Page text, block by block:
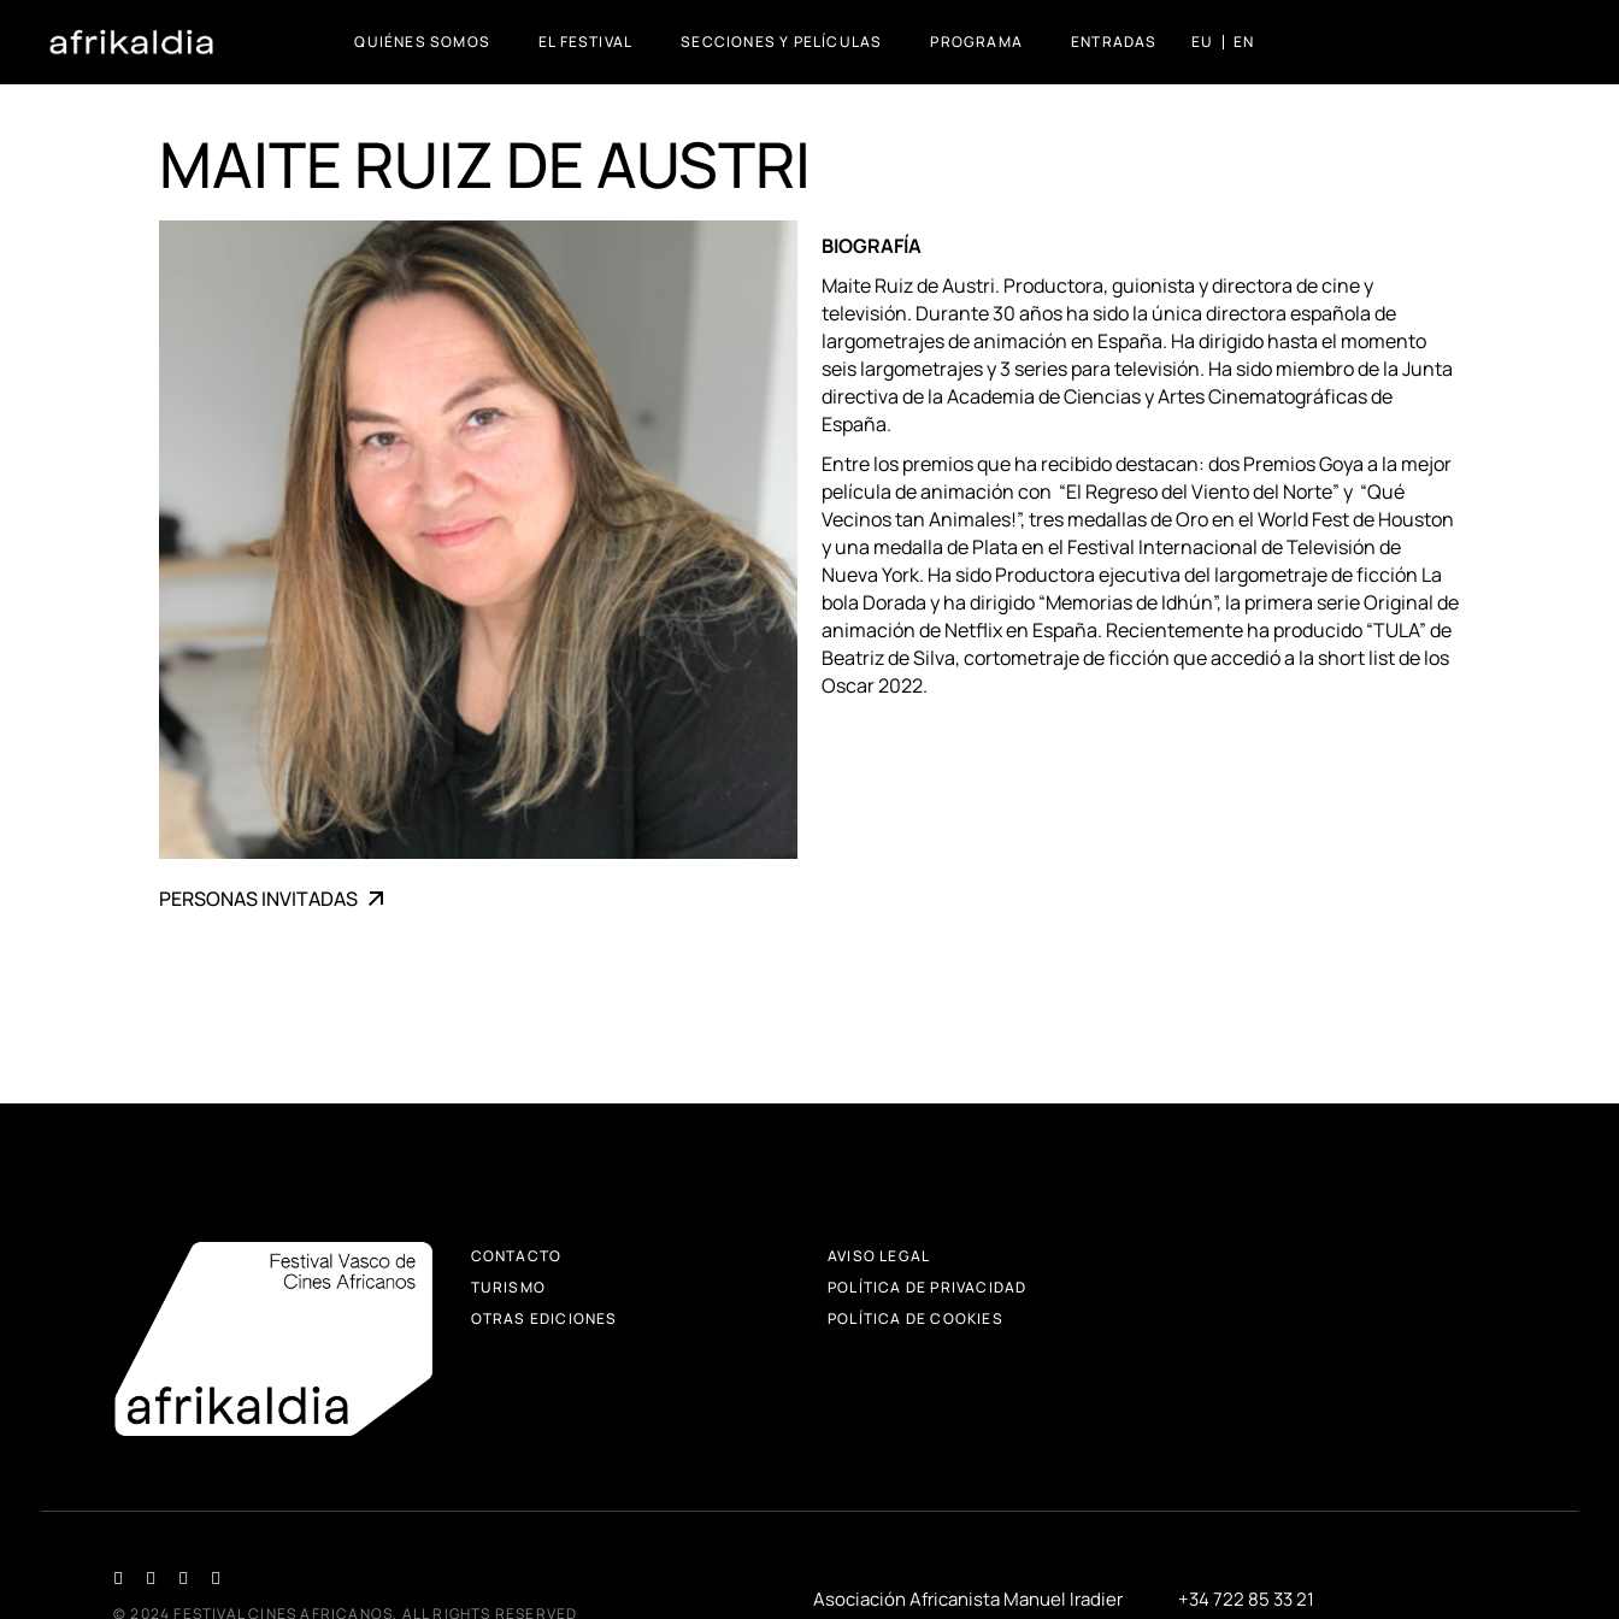
QUIÉNES SOMOS EL FESTIVAL
JURADO
INSCRIPCIÓN PELÍCULAS
PERSONAS INVITADAS
PREMIOS
HAZTE AMIGUI
PRENSA
OTRAS EDICIONES
SECCIONES Y PELÍCULAS
SECCIÓN OFICIAL
ACTIVIDADES PARALELAS
PROGRAMA ENTRADAS EU EN
MAITE RUIZ DE AUSTRI
BIOGRAFÍA
Maite Ruiz de Austri. Productora, guionista y directora de cine y
televisión. Durante 30 años ha sido la única directora española de
largometrajes de animación en España. Ha dirigido hasta el momento
seis largometrajes y 3 series para televisión. Ha sido miembro de la Junta
directiva de la Academia de Ciencias y Artes Cinematográficas de
España.
Entre los premios que ha recibido destacan: dos Premios Goya a la mejor
película de animación con “El Regreso del Viento del Norte” y “Qué
Vecinos tan Animales!”, tres medallas de Oro en el World Fest de Houston
y una medalla de Plata en el Festival Internacional de Televisión de
Nueva York. Ha sido Productora ejecutiva del largometraje de ficción La
bola Dorada y ha dirigido “Memorias de Idhún”, la primera serie Original de
animación de Netflix en España. Recientemente ha producido “TULA” de
Beatriz de Silva, cortometraje de ficción que accedió a la short list de los
Oscar 2022.
PERSONAS INVITADAS
CONTACTO
TURISMO
OTRAS EDICIONES
AVISO LEGAL
POLÍTICA DE PRIVACIDAD
POLÍTICA DE COOKIES
© 2024 FESTIVAL CINES AFRICANOS, ALL RIGHTS RESERVED
Asociación Africanista Manuel Iradier
+34 722 85 33 21